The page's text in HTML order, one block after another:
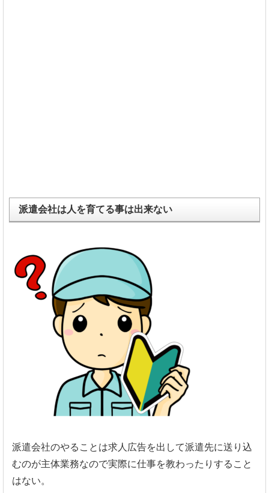
派遣会社は人を育てる事は出来ない
派遣会社のやることは求人広告を出して派遣先に送り込
むのが主体業務なので実際に仕事を教わったりすること
はない。